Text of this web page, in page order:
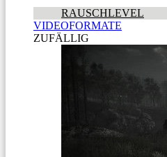
RAUSCHLEVEL
VIDEOFORMATE
ZUFÄLLIG